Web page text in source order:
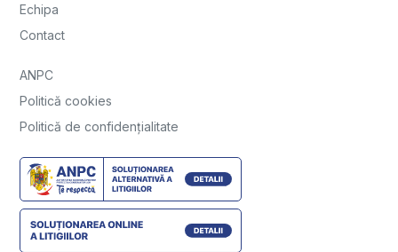
Echipa
Contact
ANPC
Politică cookies
Politică de confidențialitate